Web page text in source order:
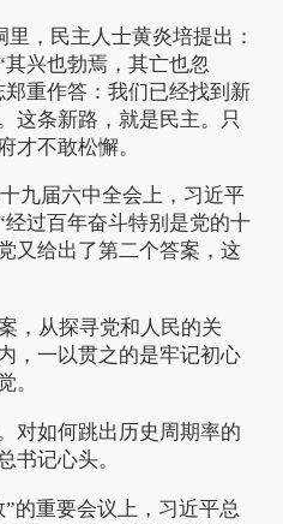
，民主人士黄炎培提出：
兴也勃焉，其亡也忽
重作答：我们已经找到新
这条新路，就是民主。只
才不敢松懈。
九届六中全会上，习近平
过百年奋斗特别是党的十
又给出了第二个答案，这
，从探寻党和人民的关
，一以贯之的是牢记初心
。
对如何跳出历史周期率的
书记心头。
的重要会议上，习近平总